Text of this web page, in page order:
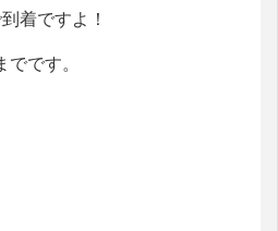
着ですよ！
です。